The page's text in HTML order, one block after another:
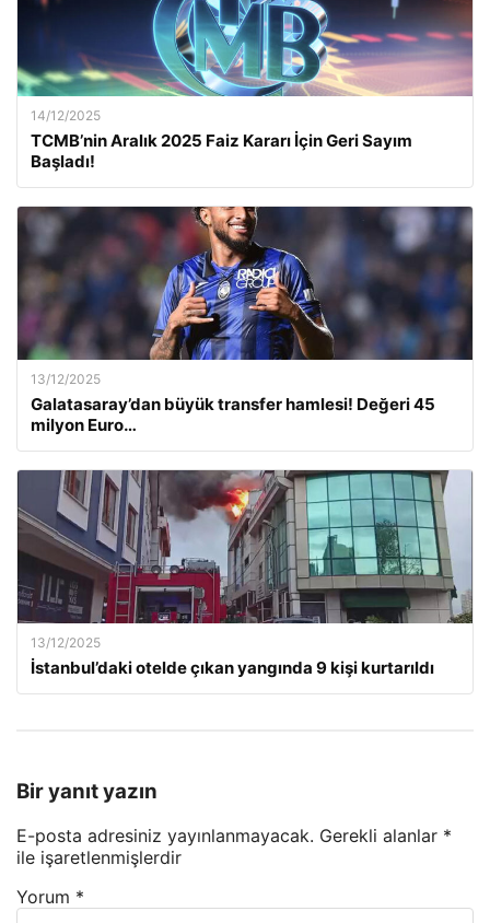
14/12/2025
TCMB’nin Aralık 2025 Faiz Kararı İçin Geri Sayım
Başladı!
13/12/2025
Galatasaray’dan büyük transfer hamlesi! Değeri 45
milyon Euro…
13/12/2025
İstanbul’daki otelde çıkan yangında 9 kişi kurtarıldı
Bir yanıt yazın
E-posta adresiniz yayınlanmayacak. Gerekli alanlar *
ile işaretlenmişlerdir
Yorum *